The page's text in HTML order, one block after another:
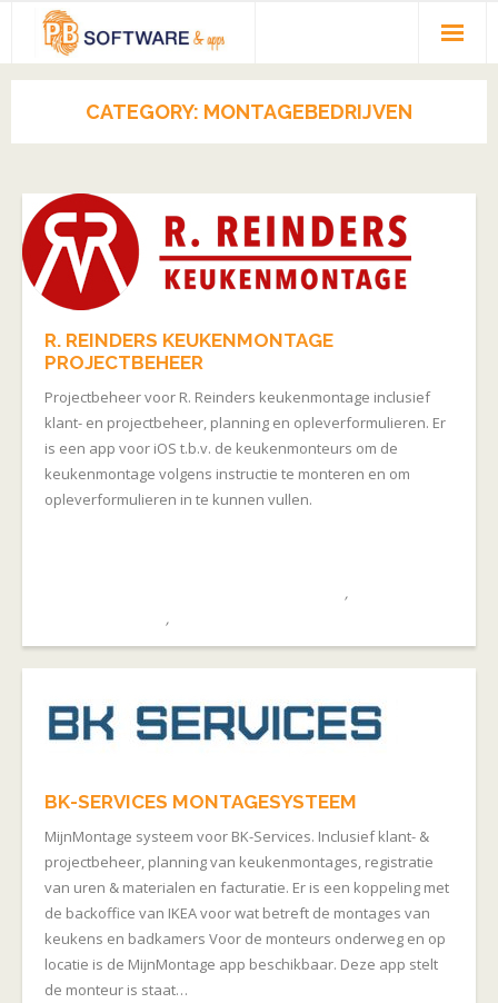
HOME
OVER PBSOFTWARE
CONTACT
CATEGORY: MONTAGEBEDRIJVEN
R. REINDERS KEUKENMONTAGE
PROJECTBEHEER
Projectbeheer voor R. Reinders keukenmontage inclusief
klant- en projectbeheer, planning en opleverformulieren. Er
is een app voor iOS t.b.v. de keukenmonteurs om de
keukenmontage volgens instructie te monteren en om
opleverformulieren in te kunnen vullen.
,
,
BK-SERVICES MONTAGESYSTEEM
MijnMontage systeem voor BK-Services. Inclusief klant- &
projectbeheer, planning van keukenmontages, registratie
van uren & materialen en facturatie. Er is een koppeling met
de backoffice van IKEA voor wat betreft de montages van
keukens en badkamers Voor de monteurs onderweg en op
locatie is de MijnMontage app beschikbaar. Deze app stelt
de monteur is staat…